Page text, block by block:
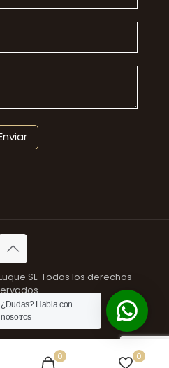
SL. Todos los derechos
0 0
¿Dudas? Habla con
nosotros